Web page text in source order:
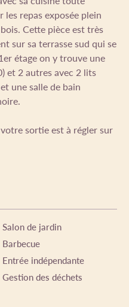
les repas exposée plein
Cette pièce est très
sur sa terrasse sud qui se
étage on y trouve une
et 2 autres avec 2 lits
une salle de bain
sortie est à régler sur
Salon de jardin
Barbecue
Entrée indépendante
Gestion des déchets